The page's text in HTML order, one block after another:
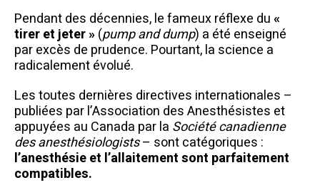
Pendant des décennies, le fameux réflexe du«
tirer et jeter »(pump and dump) a été enseigné
par excès de prudence. Pourtant, la science a
radicalement évolué.
Les toutes dernières directives internationales –
publiées par l’Association des Anesthésistes et
appuyées au Canada par la Société canadienne
des anesthésiologists– sont catégoriques :
l’anesthésie et l’allaitement sont parfaitement
compatibles.